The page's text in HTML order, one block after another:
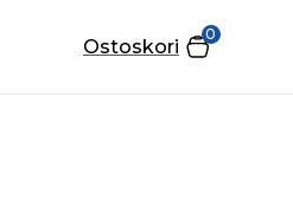
0
Ostoskori